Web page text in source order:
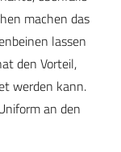
machen das
lassen
den Vorteil,
werden kann.
an den